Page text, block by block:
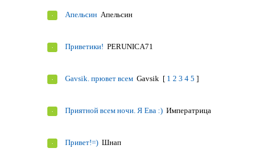
Апельсин Апельсин
Приветики! PERUNICA71
Gavsik. прювет всем Gavsik [ 1 2 3 4 5 ]
Приятной всем ночи. Я Ева :) Императрица
Привет!=) Шнап